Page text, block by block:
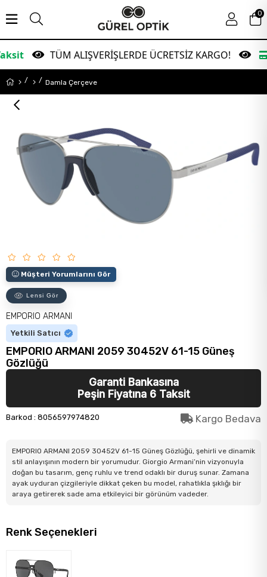
TÜM ALIŞVERİŞLERDE ÜCRETSİZ KARGO!
0
Damla Çerçeve
Müşteri Yorumlarını Gör
Lensi Gör
EMPORIO ARMANI
Yetkili Satıcı
EMPORIO ARMANI 2059 30452V 61-15 Güneş
Gözlüğü
Garanti Bankasına
Peşin Fiyatına 6 Taksit
Barkod : 8056597974820 Kargo Bedava
EMPORIO ARMANI 2059 30452V 61-15 Güneş Gözlüğü, şehirli ve dinamik
stil anlayışının modern bir yorumudur. Giorgio Armani’nin vizyonuyla
doğan bu tasarım, genç ruhlu ve trend odaklı bir duruş sunar. Zamana
ayak uyduran çizgileriyle dikkat çeken bu model, rahatlıkla şıklığı bir
araya getirerek sade ama etkileyici bir görünüm vadeder.
Renk Seçenekleri
Tükendi